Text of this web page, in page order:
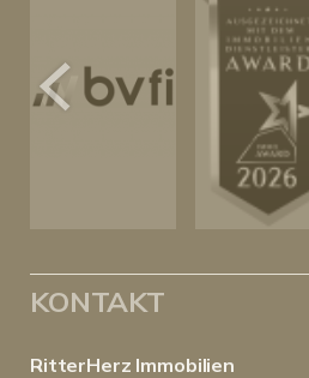
KONTAKT
RitterHerz Immobilien